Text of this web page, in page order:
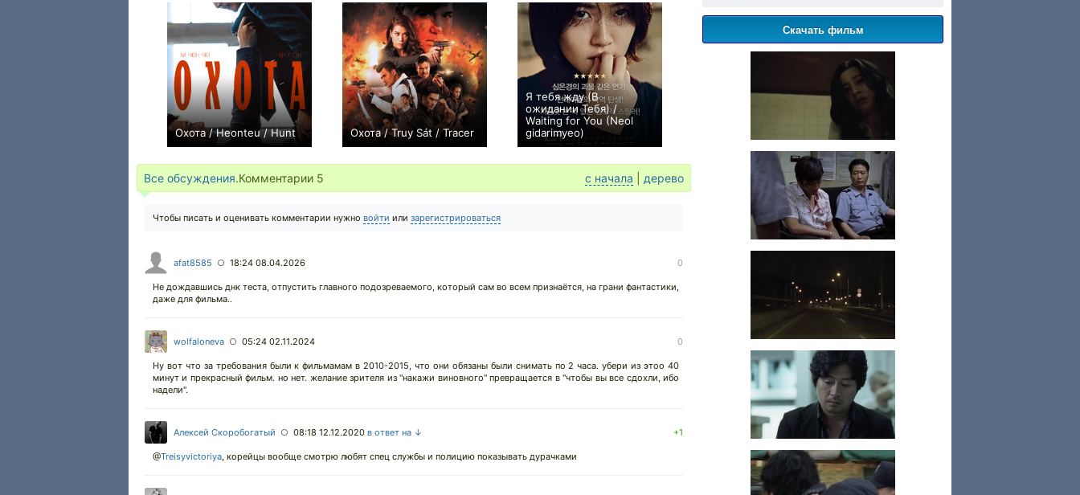
Охота / Heonteu / Hunt
+1
Охота / Truy Sát / Tracer
0
Я тебя жду (В
ожидании Тебя) /
Waiting for You (Neol
gidarimyeo)
+6
Все обсуждения.Комментарии 5 с начала дерево
Чтобы писать и оценивать комментарии нужно войти или зарегистрироваться
afat8585 ○ 18:24 08.04.2026 0
Не дождавшись днк теста, отпустить главного подозреваемого, который сам во всем признаётся, на грани фантастики,
даже для фильма..
wolfaloneva ○ 05:24 02.11.2024 0
Ну вот что за требования были к фильмамам в 2010-2015, что они обязаны были снимать по 2 часа. убери из этоо 40
минут и прекрасный фильм. но нет. желание зрителя из "накажи виновного" превращается в "чтобы вы все сдохли, ибо
надели".
Алексей Скоробогатый ○ 08:18 12.12.2020 в ответ на ↓ +1
@Treisyvictoriya, корейцы вообще смотрю любят спец службы и полицию показывать дурачками
Скачать фильм